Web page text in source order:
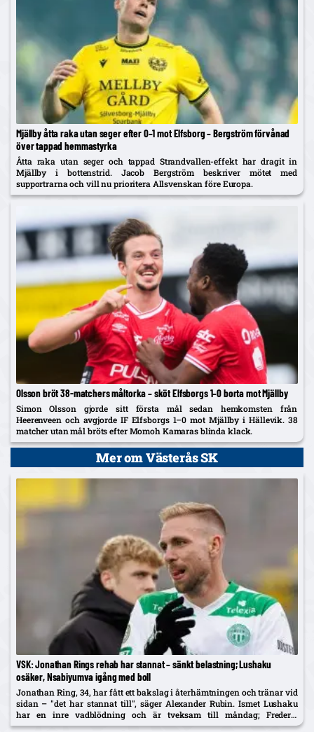
Mjällby åtta raka utan seger efter 0–1 mot Elfsborg – Bergström förvånad
över tappad hemmastyrka
Åtta raka utan seger och tappad Strandvallen-effekt har dragit in
Mjällby i bottenstrid. Jacob Bergström beskriver mötet med
supportrarna och vill nu prioritera Allsvenskan före Europa.
Olsson bröt 38-matchers måltorka – sköt Elfsborgs 1–0 borta mot Mjällby
Simon Olsson gjorde sitt första mål sedan hemkomsten från
Heerenveen och avgjorde IF Elfsborgs 1–0 mot Mjällby i Hällevik. 38
matcher utan mål bröts efter Momoh Kamaras blinda klack.
Mer om Västerås SK
VSK: Jonathan Rings rehab har stannat – sänkt belastning; Lushaku
osäker, Nsabiyumva igång med boll
Jonathan Ring, 34, har fått ett bakslag i återhämtningen och tränar vid
sidan – "det har stannat till", säger Alexander Rubin. Ismet Lushaku
har en inre vadblödning och är tveksam till måndag; Frederic
Nsabiyumva har påbörjat individuella bollpass.